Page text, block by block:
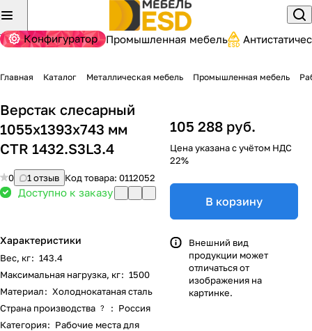
Конфигуратор Промышленная мебель
Главная Каталог Металлическая мебель Промышленная мебель
Верстак слесарный
1055x1393x743 мм
CTR 1432.S3L3.4
0 1 отзыв Код товара: 0112052
Доступно к заказу
Характеристики
Вес, кг: 143.4
Максимальная нагрузка, кг: 1500
Материал: Холоднокатаная сталь
Страна производства ? : Россия
Категория: Рабочие места для
105 288 руб.
Цена указана с учётом НДС
22%
В корзину
Внешний вид
продукции может
отличаться от
изображения на
картинке.